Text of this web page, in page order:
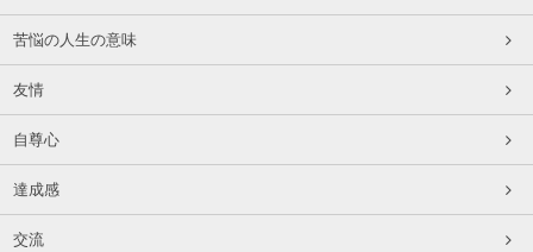
苦悩の人生の意味
友情
自尊心
達成感
交流